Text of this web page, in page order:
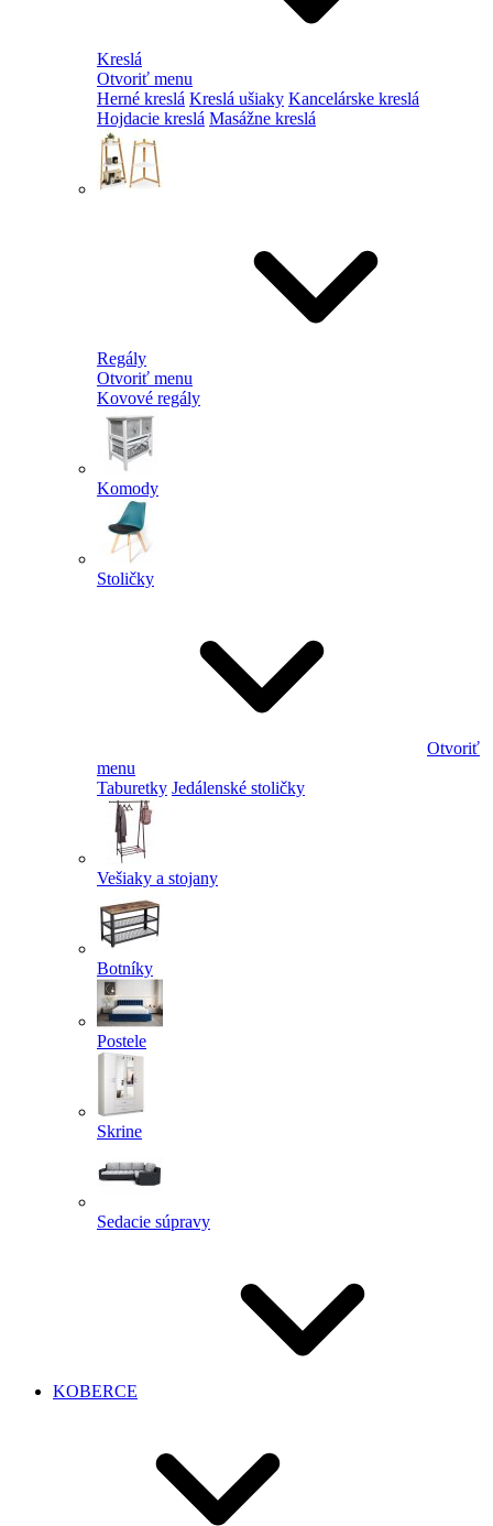
Kreslá
Otvoriť menu
Herné kreslá Kreslá ušiaky Kancelárske kreslá
Hojdacie kreslá Masážne kreslá
Regály
Otvoriť menu
Kovové regály
Komody
Stoličky
Otvoriť
menu
Taburetky Jedálenské stoličky
Vešiaky a stojany
Botníky
Postele
Skrine
Sedacie súpravy
KOBERCE